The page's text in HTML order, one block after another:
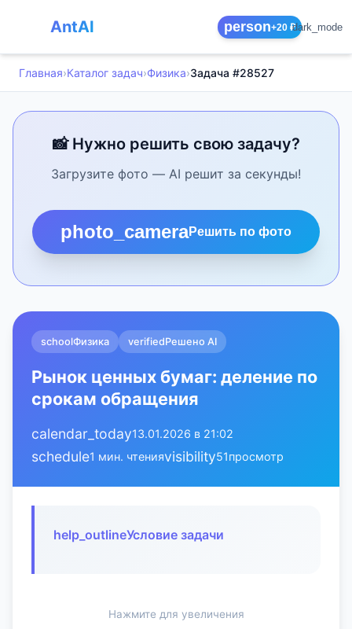
AntAI person+20 ₽dark_mode
Главная›Каталог задач›Физика›Задача #28527
📸 Нужно решить свою задачу?
Загрузите фото — AI решит за секунды!
photo_cameraРешить по фото
schoolФизика verifiedРешено AI
Рынок ценных бумаг: деление по
срокам обращения
calendar_today13.01.2026 в 21:02
schedule1 мин. чтенияvisibility51просмотр
help_outlineУсловие задачи
Нажмите для увеличения